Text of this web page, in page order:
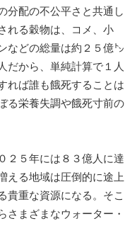
分配の不公平さと共通し
れる穀物は、コメ、小
などの総量は約２５億㌧
だから、単純計算で１人
れば誰も餓死することは
る栄養失調や餓死寸前の
２５年には８３億人に達
える地域は圧倒的に途上
貴重な資源になる。そこ
さまざまなウォーター・